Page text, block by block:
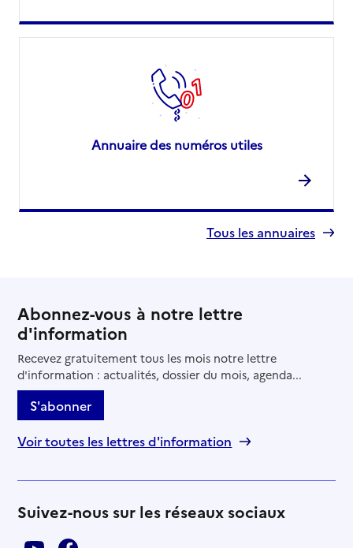
Annuaire des numéros utiles
Tous les annuaires
Abonnez-vous à notre lettre
d'information
Recevez gratuitement tous les mois notre lettre
d'information : actualités, dossier du mois, agenda...
S'abonner
Voir toutes les lettres d'information
Suivez-nous sur les réseaux sociaux